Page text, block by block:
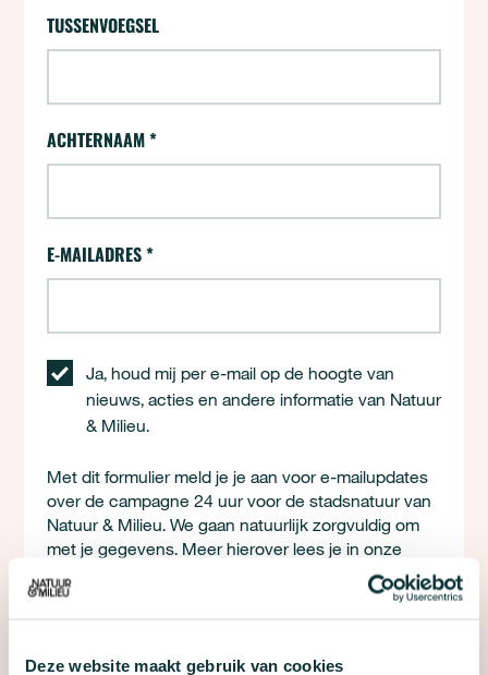
Deze website maakt gebruik van cookies
TUSSENVOEGSEL
ACHTERNAAM*
E-MAILADRES*
Ja, houd mij per e-mail op de hoogte van
nieuws, acties en andere informatie van Natuur
& Milieu.
Met dit formulier meld je je aan voor e-mailupdates
over de campagne 24 uur voor de stadsnatuur van
Natuur & Milieu. We gaan natuurlijk zorgvuldig om
met je gegevens. Meer hierover lees je in onze
privacyverklaring
algemene voorwaarden.